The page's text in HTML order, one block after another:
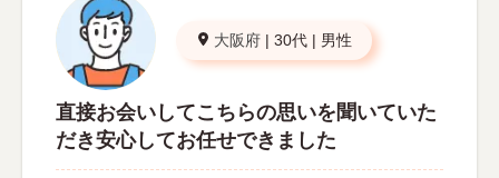
大阪府 | 30代 | 男性
直接お会いしてこちらの思いを聞いていた
だき安心してお任せできました